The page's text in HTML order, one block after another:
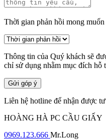
Thời gian phản hồi mong muốn
Thông tin của Quý khách sẽ
chỉ sử dụng nhằm mục đích hỗ
Gửi góp ý
Liên hệ hotline để nhận được
HOÀNG HÀ PC CẦU GIẤY
0969.123.666 Mr.Long